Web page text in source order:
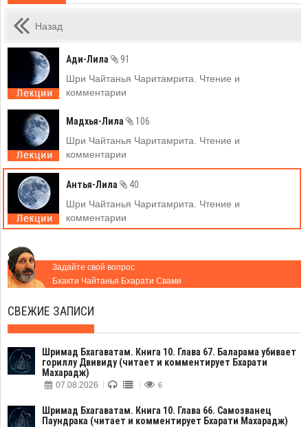
Назад
Ади-Лила
91
Шри Чайтанья Чаритамрита. Чтение и
комментарии
Мадхья-Лила
106
Шри Чайтанья Чаритамрита. Чтение и
комментарии
Антья-Лила
40
Шри Чайтанья Чаритамрита. Чтение и
комментарии
Задайте свой вопрос
Бхакти Чайтанья Бхарати Свами
СВЕЖИЕ ЗАПИСИ
Шримад Бхагаватам. Книга 10. Глава 67. Баларама убивает
гориллу Двивиду (читает и комментирует Бхарати
Махарадж)
07.08.2026 6
Шримад Бхагаватам. Книга 10. Глава 66. Самозванец
Паундрака (читает и комментирует Бхарати Махарадж)